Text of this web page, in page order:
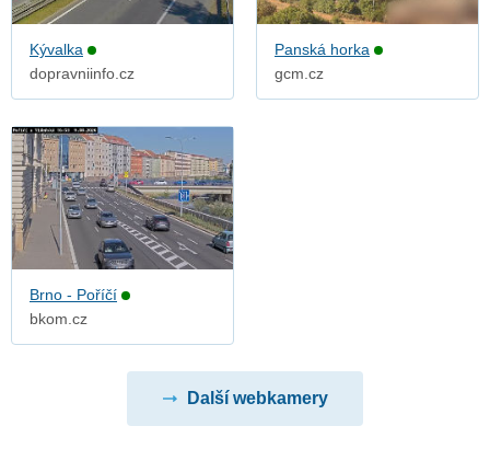
Kývalka
dopravniinfo.cz
Panská horka
gcm.cz
Brno - Poříčí
bkom.cz
Další webkamery